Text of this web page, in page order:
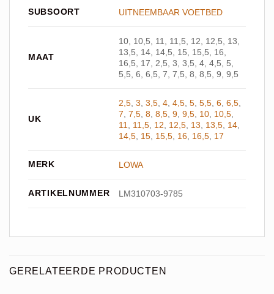
SUBSOORT UITNEEMBAAR VOETBED
MAAT
10, 10,5, 11, 11,5, 12, 12,5, 13,
13,5, 14, 14,5, 15, 15,5, 16,
16,5, 17, 2,5, 3, 3,5, 4, 4,5, 5,
5,5, 6, 6,5, 7, 7,5, 8, 8,5, 9, 9,5
UK
2,5 ,3 ,3,5 ,4 ,4,5 ,5 ,5,5 ,6 ,6,5
7 ,7,5 ,8 ,8,5 ,9 ,9,5 10 10,5
11
11,5 12 12,5 13 13,5 14
14,5 15 15,5 16 16,5 17
MERK LOWA
ARTIKELNUMMER LM310703-9785
GERELATEERDE PRODUCTEN